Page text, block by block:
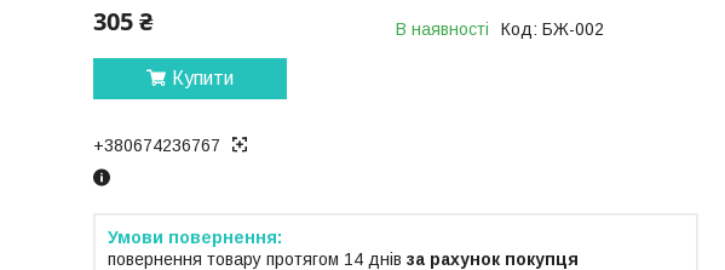
305 ₴ В наявності Код: БЖ-002
Купити
+380674236767
повернення товару протягом 14 днів за рахунок покупця